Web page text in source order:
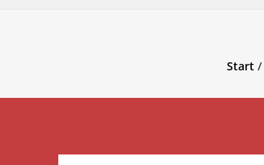
Start/